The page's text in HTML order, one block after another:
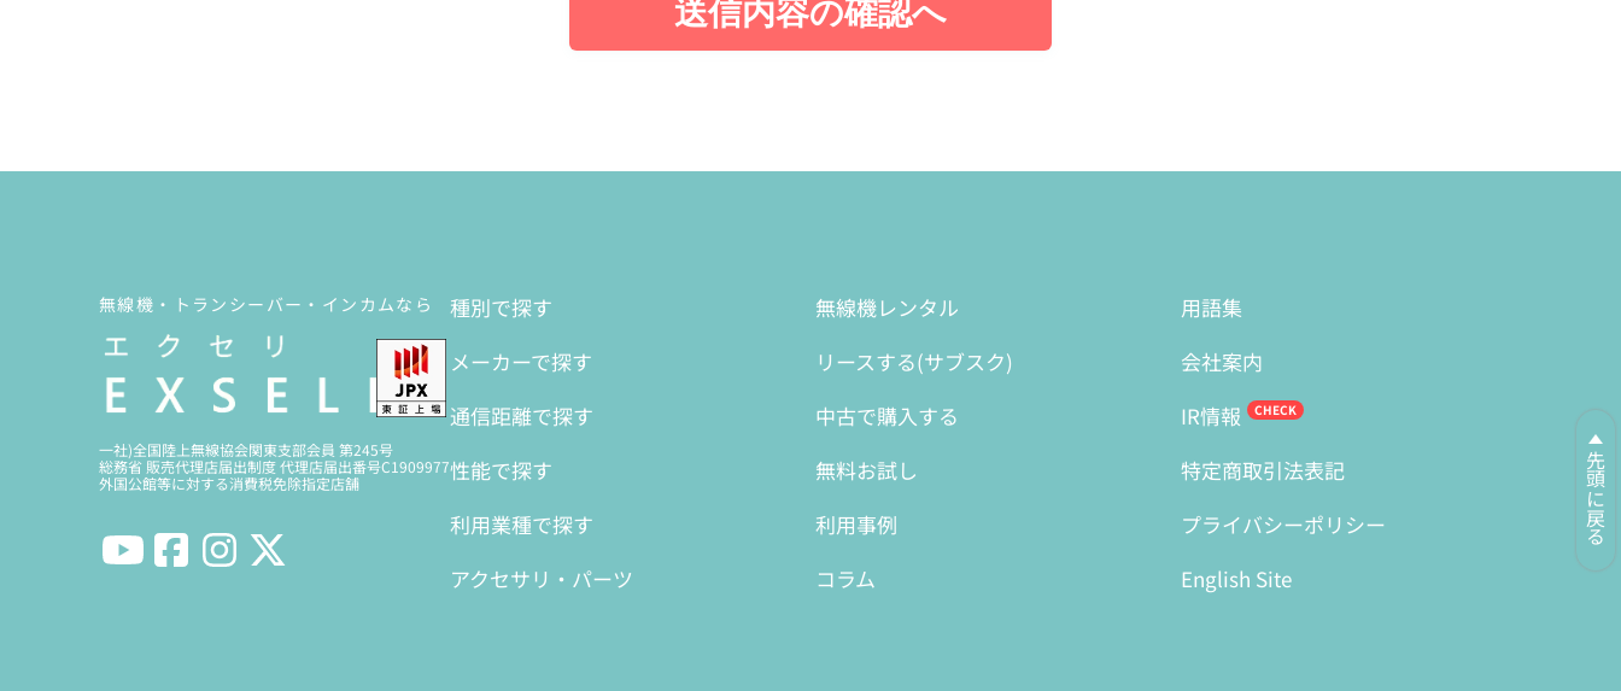
送信内容の確認へ
先頭に戻る
無線機・トランシーバー・インカムなら
一社)全国陸上無線協会関東支部会員 第245号
総務省 販売代理店届出制度 代理店届出番号C1909977
外国公館等に対する消費税免除指定店舗
種別で探す
メーカーで探す
通信距離で探す
性能で探す
利用業種で探す
アクセサリ・パーツ
無線機レンタル
リースする(サブスク)
中古で購入する
無料お試し
利用事例
コラム
用語集
会社案内
IR情報
特定商取引法表記
プライバシーポリシー
English Site